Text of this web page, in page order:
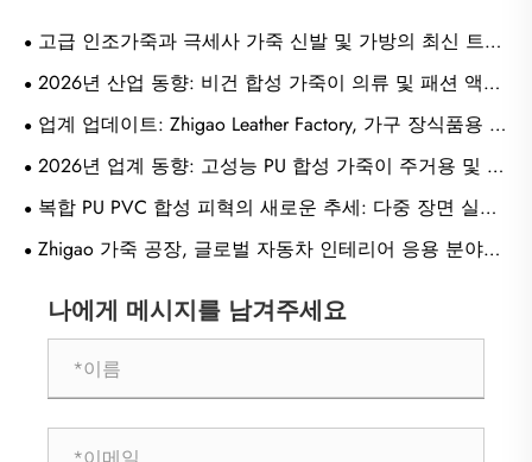
고급 인조가죽과 극세사 가죽 신발 및 가방의 최신 트렌
드에 대해 더 알고 싶으십니까?
2026년 산업 동향: 비건 합성 가죽이 의류 및 패션 액세
서리의 지속 가능한 핵심 소재가 됨
업계 업데이트: Zhigao Leather Factory, 가구 장식품용 차
세대 극세사 합성 가죽 공개
2026년 업계 동향: 고성능 PU 합성 가죽이 주거용 및 상
업용 가구 실내 장식품의 최고 선택이 되었습니다
복합 PU PVC 합성 피혁의 새로운 추세: 다중 장면 실내
장식품 소재가 글로벌 도매 시장에서 인기를 얻고 있습니
Zhigao 가죽 공장, 글로벌 자동차 인테리어 응용 분야를
나에게 메시지를 남겨주세요